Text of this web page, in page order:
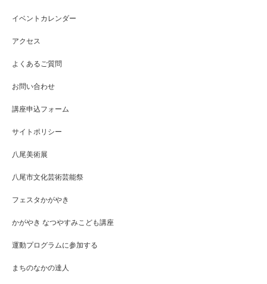
イベントカレンダー
アクセス
よくあるご質問
お問い合わせ
講座申込フォーム
サイトポリシー
八尾美術展
八尾市文化芸術芸能祭
フェスタかがやき
かがやき なつやすみこども講座
運動プログラムに参加する
まちのなかの達人